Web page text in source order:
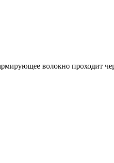
волокно проходит